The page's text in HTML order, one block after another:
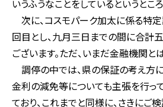
いうふうなことをしているというとこ
次に、コスモパーク加太に係る特
回目とし、九月三日までの間に合計
ございます。ただ、いまだ金融機関と
調停の中では、県の保証の考え方
金利の減免等についても主張を行っ
ており、これまでと同様に、さきに